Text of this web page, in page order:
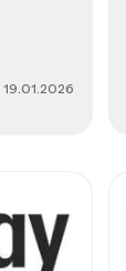
19.01.2026